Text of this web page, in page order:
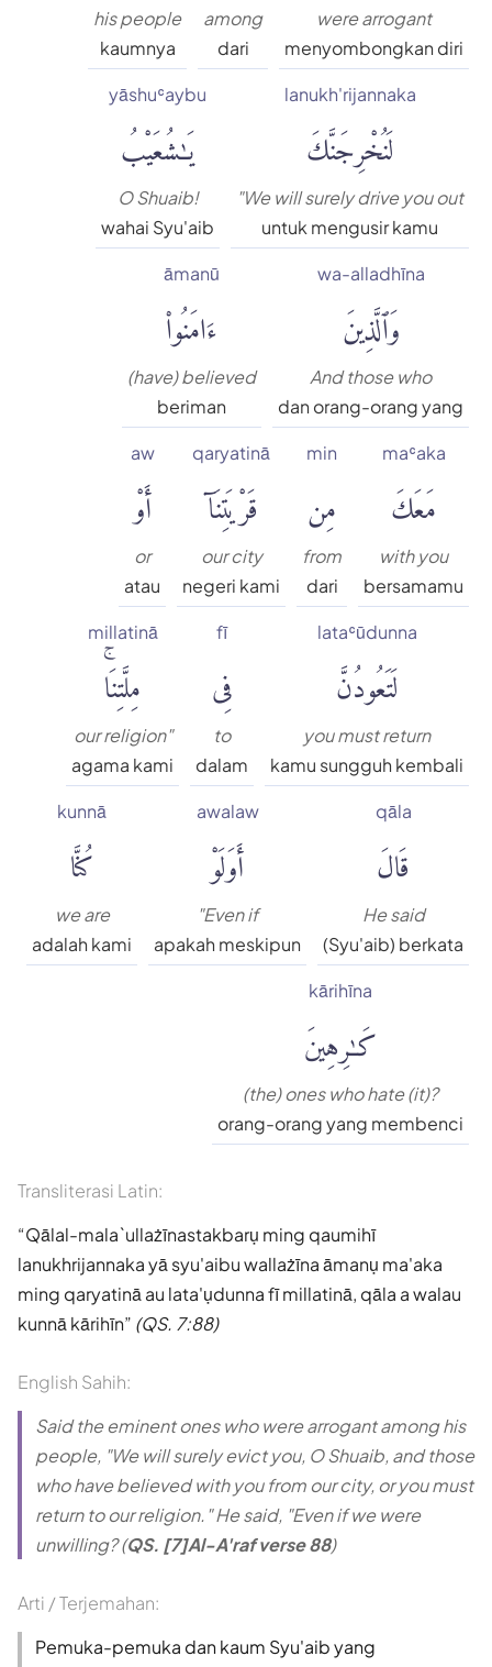
were arrogant
menyombongkan diri
among
dari
his people
kaumnya
lanukh'rijannaka
لَنُخْرِجَنَّكَ
"We will surely drive you out
untuk mengusir kamu
yāshuʿaybu
يَٰشُعَيْبُ
O Shuaib!
wahai Syu'aib
wa-alladhīna
وَٱلَّذِينَ
And those who
dan orang-orang yang
āmanū
ءَامَنُوا۟
(have) believed
beriman
maʿaka
مَعَكَ
with you
bersamamu
min
مِن
from
dari
qaryatinā
قَرْيَتِنَآ
our city
negeri kami
aw
أَوْ
or
atau
lataʿūdunna
لَتَعُودُنَّ
you must return
kamu sungguh kembali
fī
فِى
to
dalam
millatinā
مِلَّتِنَاۚ
our religion"
agama kami
qāla
قَالَ
He said
(Syu'aib) berkata
awalaw
أَوَلَوْ
"Even if
apakah meskipun
kunnā
كُنَّا
we are
adalah kami
kārihīna
كَٰرِهِينَ
(the) ones who hate (it)?
orang-orang yang membenci
Transliterasi Latin:
Qālal-mala`ullażīnastakbarụ ming qaumihī
lanukhrijannaka yā syu'aibu wallażīna āmanụ ma'aka
ming qaryatinā au lata'ụdunna fī millatinā, qāla a walau
kunnā kārihīn (QS. 7:88)
English Sahih:
Said the eminent ones who were arrogant among his
people, "We will surely evict you, O Shuaib, and those
who have believed with you from our city, or you must
return to our religion." He said, "Even if we were
unwilling? (QS. [7]Al-A'raf verse 88)
Arti / Terjemahan:
Pemuka-pemuka dan kaum Syu'aib yang